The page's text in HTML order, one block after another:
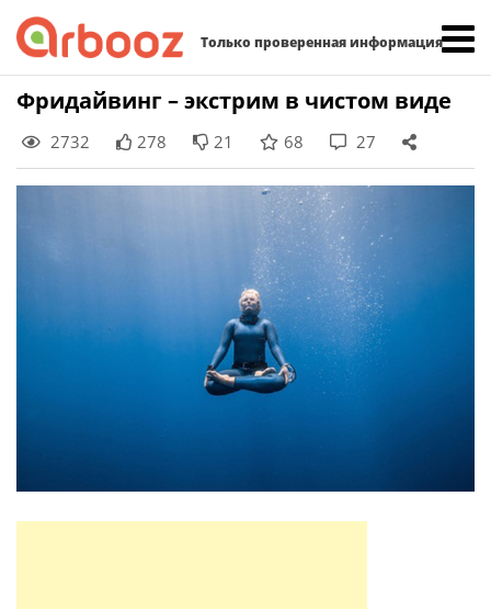
Только проверенная информация
Skip
content
Фридайвинг – экстрим в чистом виде
2732 278 21 68 27
Найти: